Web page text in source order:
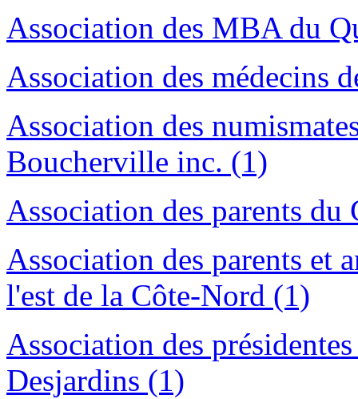
Association des MBA du
Association des médecins
Association des
Boucherville inc. (1)
Association des parents
Association des parents et
l'est de la Côte-Nord (1)
Association des
Desjardins (1)